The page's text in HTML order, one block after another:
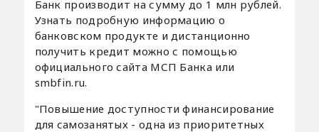
Банк производит на сумму до 1 млн рублей.
Узнать подробную информацию о
банковском продукте и дистанционно
получить кредит можно с помощью
официального сайта МСП Банка или
smbfin.ru.
"Повышение доступности финансирование
для самозанятых - одна из приоритетных